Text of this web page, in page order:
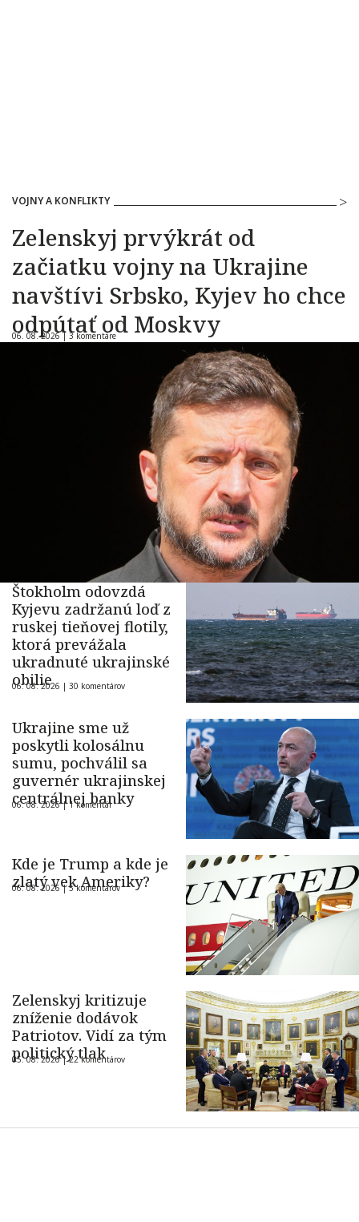
VOJNY A KONFLIKTY
Zelenskyj prvýkrát od
začiatku vojny na Ukrajine
navštívi Srbsko, Kyjev ho chce
odpútať od Moskvy
06. 08. 2026 | 3 komentáre
Štokholm odovzdá
Kyjevu zadržanú loď z
ruskej tieňovej flotily,
ktorá prevážala
ukradnuté ukrajinské
obilie
06. 08. 2026 | 30 komentárov
Ukrajine sme už
poskytli kolosálnu
sumu, pochválil sa
guvernér ukrajinskej
centrálnej banky
06. 08. 2026 |1 komentár
Kde je Trump a kde je
zlatý vek Ameriky?
06. 08. 2026 |5 komentárov
Zelenskyj kritizuje
zníženie dodávok
Patriotov. Vidí za tým
politický tlak
05. 08. 2026 |22 komentárov